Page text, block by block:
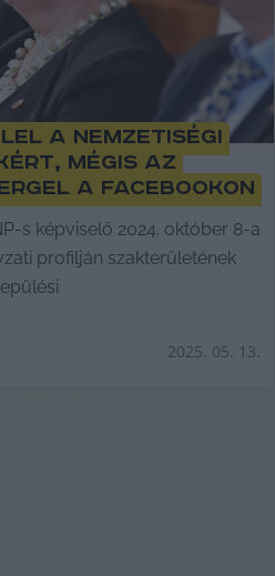
a nemzetiségi
mégis az
a Facebookon
s képviselő 2024. október 8-a
profilján szakterületének
2025. 05. 13.